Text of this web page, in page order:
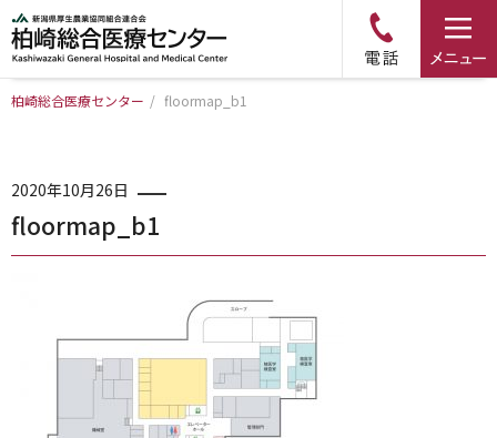
病院について
診療科・部門のご案内
外来のご案内
柏崎総合医療センター / floormap_b1
2020年10月26日
floormap_b1